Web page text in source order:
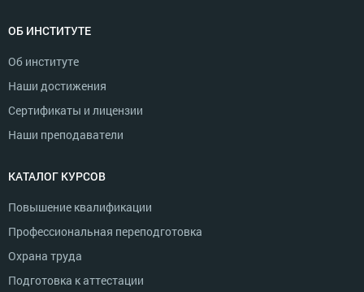
ОБ ИНСТИТУТЕ
Об институте
Наши достижения
Сертификаты и лицензии
Наши преподаватели
КАТАЛОГ КУРСОВ
Повышение квалификации
Профессиональная переподготовка
Охрана труда
Подготовка к аттестации